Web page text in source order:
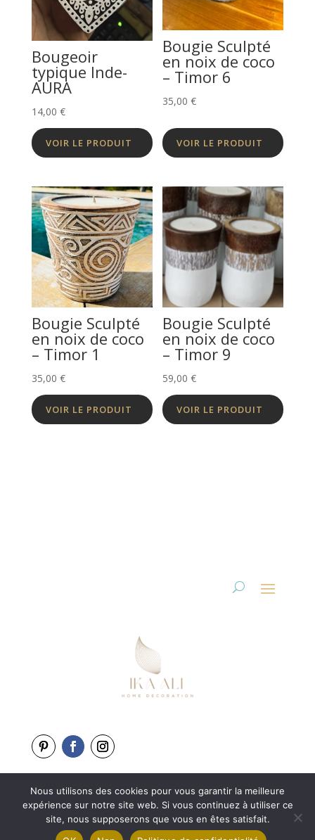
Bougeoir
typique Inde-
AURA
14,00 €
VOIR LE PRODUIT
Bougie Sculpté
en noix de coco
– Timor 6
35,00€
VOIR LE PRODUIT
Bougie Sculpté
en noix de coco
– Timor 1
35,00 €
VOIR LE PRODUIT
Bougie Sculpté
en noix de coco
– Timor 9
59,00€
VOIR LE PRODUIT
Copyright 2025-2026
Une création deL’Agence BewweB.fr
Nous utilisons des cookies pour vous garantir la meilleure
expérience sur notre site web. Si vous continuez à utiliser ce
site, nous supposerons que vous en êtes satisfait.